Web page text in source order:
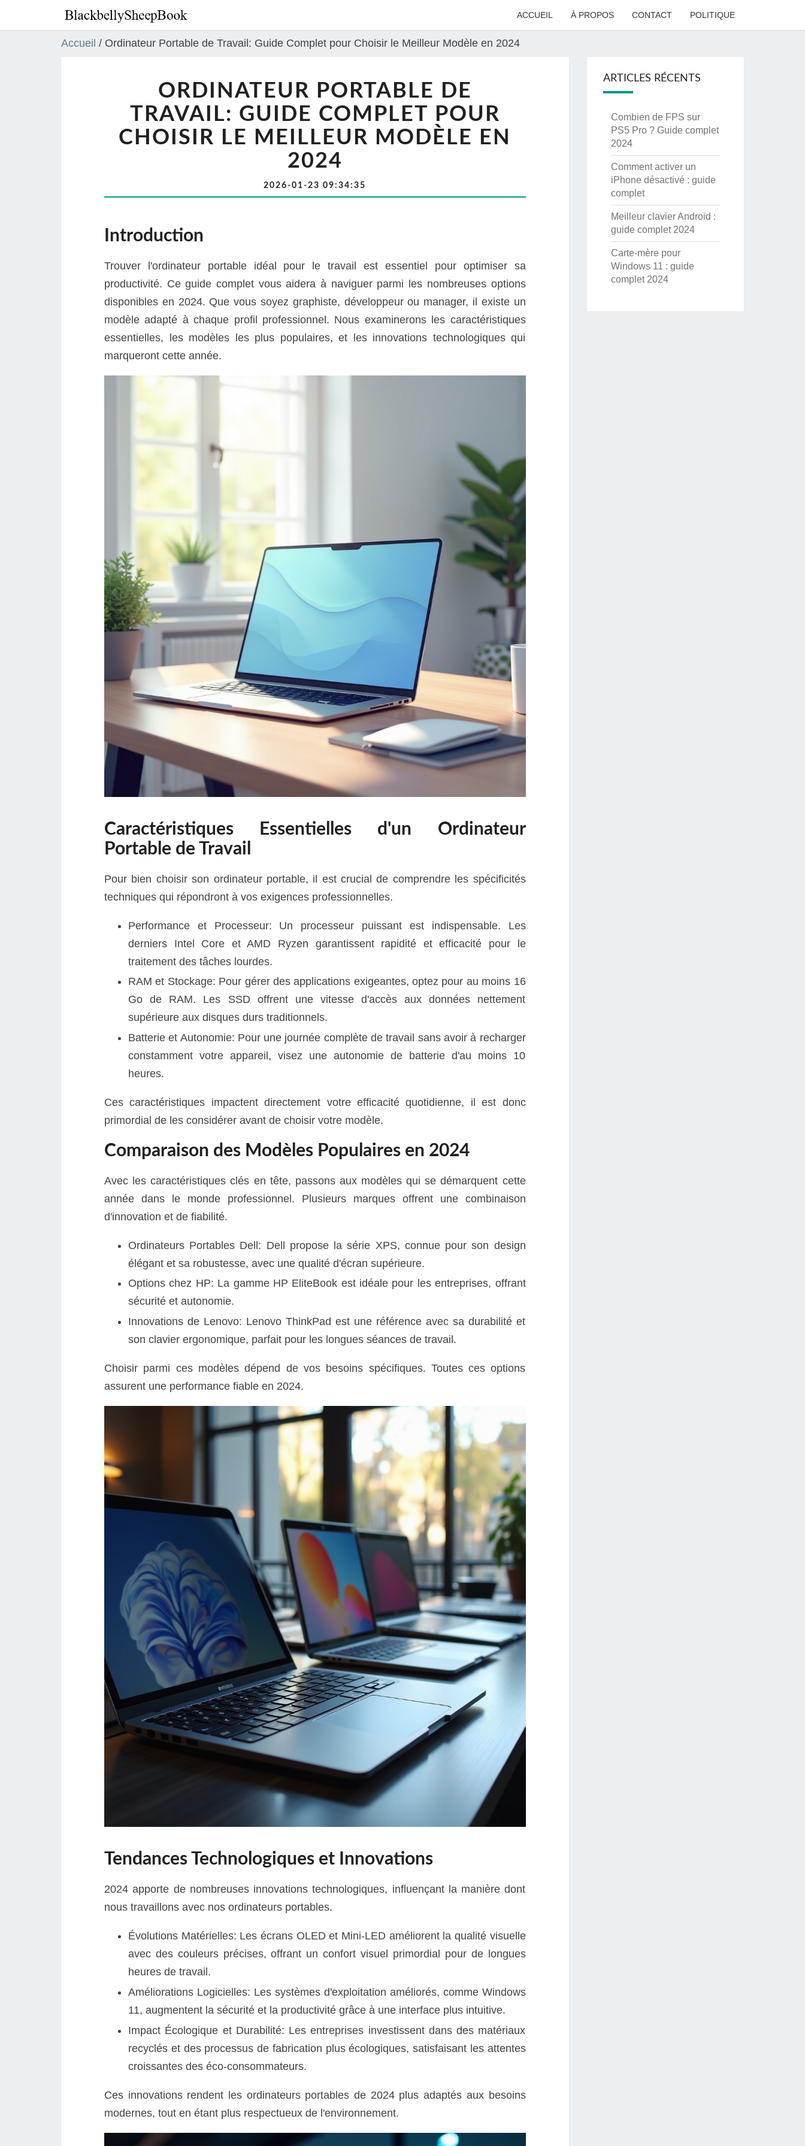
ACCUEIL À PROPOS CONTACT POLITIQUE
Accueil / Ordinateur Portable de Travail: Guide Complet pour Choisir le Meilleur Modèle en 2024
ORDINATEUR PORTABLE DE
TRAVAIL: GUIDE COMPLET POUR
CHOISIR LE MEILLEUR MODÈLE EN
2024
2026-01-23 09:34:35
Introduction
Trouver l'ordinateur portable idéal pour le travail est essentiel pour optimiser sa
productivité. Ce guide complet vous aidera à naviguer parmi les nombreuses options
disponibles en 2024. Que vous soyez graphiste, développeur ou manager, il existe un
modèle adapté à chaque profil professionnel. Nous examinerons les caractéristiques
essentielles, les modèles les plus populaires, et les innovations technologiques qui
marqueront cette année.
Caractéristiques Essentielles d'un Ordinateur
Portable de Travail
Pour bien choisir son ordinateur portable, il est crucial de comprendre les spécificités
techniques qui répondront à vos exigences professionnelles.
Performance et Processeur: Un processeur puissant est indispensable. Les
derniers Intel Core et AMD Ryzen garantissent rapidité et efficacité pour le
traitement des tâches lourdes.
RAM et Stockage: Pour gérer des applications exigeantes, optez pour au moins 16
Go de RAM. Les SSD offrent une vitesse d'accès aux données nettement
supérieure aux disques durs traditionnels.
Batterie et Autonomie: Pour une journée complète de travail sans avoir à recharger
constamment votre appareil, visez une autonomie de batterie d'au moins 10
heures.
Ces caractéristiques impactent directement votre efficacité quotidienne, il est donc
primordial de les considérer avant de choisir votre modèle.
Comparaison des Modèles Populaires en 2024
Avec les caractéristiques clés en tête, passons aux modèles qui se démarquent cette
année dans le monde professionnel. Plusieurs marques offrent une combinaison
d'innovation et de fiabilité.
Ordinateurs Portables Dell: Dell propose la série XPS, connue pour son design
élégant et sa robustesse, avec une qualité d'écran supérieure.
Options chez HP: La gamme HP EliteBook est idéale pour les entreprises, offrant
sécurité et autonomie.
Innovations de Lenovo: Lenovo ThinkPad est une référence avec sa durabilité et
son clavier ergonomique, parfait pour les longues séances de travail.
Choisir parmi ces modèles dépend de vos besoins spécifiques. Toutes ces options
assurent une performance fiable en 2024.
Tendances Technologiques et Innovations
2024 apporte de nombreuses innovations technologiques, influençant la manière dont
nous travaillons avec nos ordinateurs portables.
Évolutions Matérielles: Les écrans OLED et Mini-LED améliorent la qualité visuelle
avec des couleurs précises, offrant un confort visuel primordial pour de longues
heures de travail.
Améliorations Logicielles: Les systèmes d'exploitation améliorés, comme Windows
11, augmentent la sécurité et la productivité grâce à une interface plus intuitive.
Impact Écologique et Durabilité: Les entreprises investissent dans des matériaux
recyclés et des processus de fabrication plus écologiques, satisfaisant les attentes
croissantes des éco-consommateurs.
Ces innovations rendent les ordinateurs portables de 2024 plus adaptés aux besoins
modernes, tout en étant plus respectueux de l'environnement.
ARTICLES RÉCENTS
Combien de FPS sur
PS5 Pro ? Guide complet
2024
Comment activer un
iPhone désactivé : guide
complet
Meilleur clavier Android :
guide complet 2024
Carte-mère pour
Windows 11 : guide
complet 2024